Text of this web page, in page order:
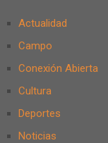
Actualidad
Campo
Conexión Abierta
Cultura
Deportes
Noticias